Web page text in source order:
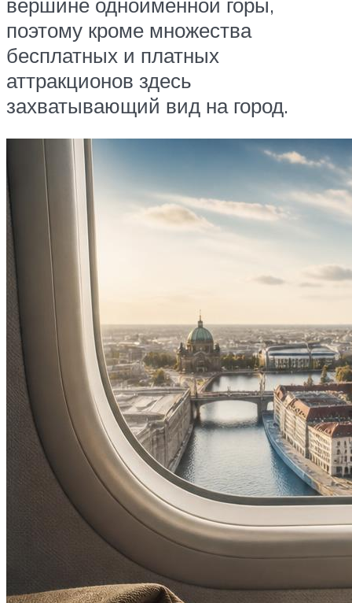
поэтому кроме множества
бесплатных и платных
аттракционов здесь
захватывающий вид на город.